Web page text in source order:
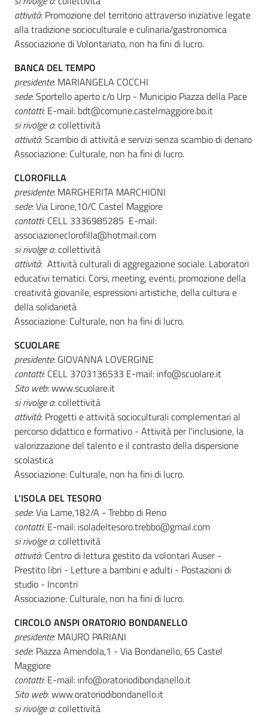
attività: Promozione del territorio attraverso iniziative legate
alla tradizione socioculturale e culinaria/gastronomica
Associazione di Volontariato, non ha fini di lucro.
BANCA DEL TEMPO
presidente: MARIANGELA COCCHI
sede: Sportello aperto c/o Urp - Municipio Piazza della Pace
contatti: E-mail: bdt@comune.castelmaggiore.bo.it
si rivolge a: collettività
attività: Scambio di attività e servizi senza scambio di denaro
Associazione: Culturale, non ha fini di lucro.
CLOROFILLA
presidente: MARGHERITA MARCHIONI
sede: Via Lirone,10/C Castel Maggiore
contatti: CELL 3336985285 E-mail:
associazioneclorofilla@hotmail.com
si rivolge a: collettività
attività: Attività culturali di aggregazione sociale. Laboratori
educativi tematici. Corsi, meeting, eventi, promozione della
creatività giovanile, espressioni artistiche, della cultura e
della solidarietà
Associazione: Culturale, non ha fini di lucro.
SCUOLARE
presidente: GIOVANNA LOVERGINE
contatti: CELL 3703136533 E-mail: info@scuolare.it
Sito web: www.scuolare.it
si rivolge a: collettività
attività: Progetti e attività socioculturali complementari al
percorso didattico e formativo - Attività per l'inclusione, la
valorizzazione del talento e il contrasto della dispersione
scolastica
Associazione: Culturale, non ha fini di lucro.
L'ISOLA DEL TESORO
sede: Via Lame,182/A - Trebbo di Reno
contatti: E-mail: isoladeltesoro.trebbo@gmail.com
si rivolge a: collettività
attività: Centro di lettura gestito da volontari Auser -
Prestito libri - Letture a bambini e adulti - Postazioni di
studio - Incontri
Associazione: Culturale, non ha fini di lucro.
CIRCOLO ANSPI ORATORIO BONDANELLO
presidente: MAURO PARIANI
sede: Piazza Amendola,1 - Via Bondanello, 65 Castel
Maggiore
contatti: E-mail: info@oratoriodibondanello.it
Sito web: www.oratoriodibondanello.it
si rivolge a: collettività